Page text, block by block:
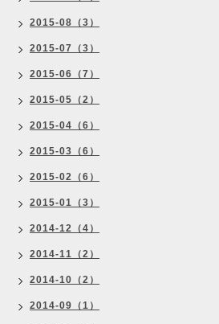
2015-08（3）
2015-07（3）
2015-06（7）
2015-05（2）
2015-04（6）
2015-03（6）
2015-02（6）
2015-01（3）
2014-12（4）
2014-11（2）
2014-10（2）
2014-09（1）